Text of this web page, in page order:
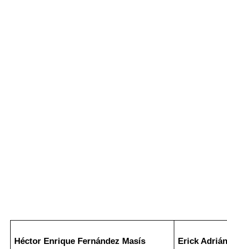
Héctor Enrique Fernández Masís Erick